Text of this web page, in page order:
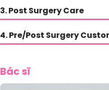
3. Post Surgery Care
4. Pre/Post Surgery
Bác sĩ